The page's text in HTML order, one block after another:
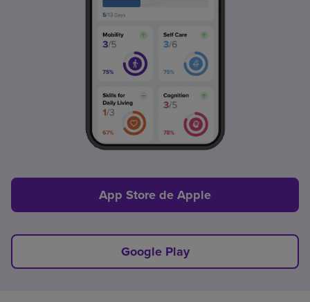
App Store de Apple
Google Play